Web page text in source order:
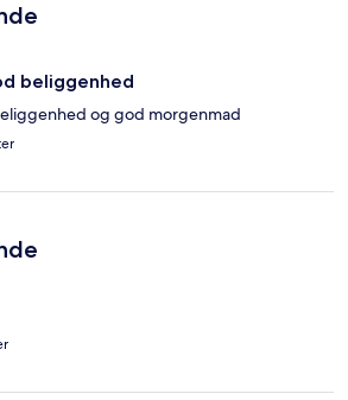
beliggenhed
og god morgenmad